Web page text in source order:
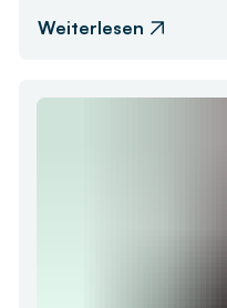
Weiterlesen